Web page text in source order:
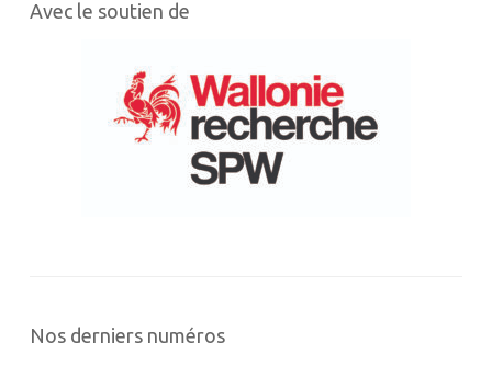
Avec le soutien de
Nos derniers numéros